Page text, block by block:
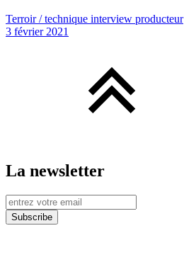
Terroir / technique interview producteur
3 février 2021
La newsletter